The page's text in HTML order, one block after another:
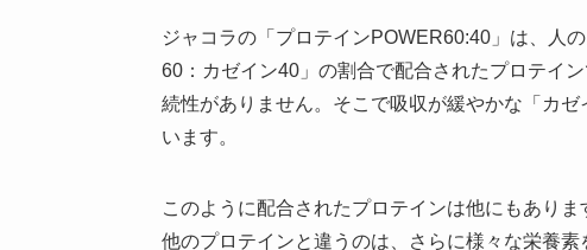
ジャコラの「プロテインPOWER60:40」は、人
60：カゼイン40」の割合で配合されたプロテイ
続性がありません。そこで吸収が緩やかな「カ
います。
このように配合されたプロテインは他にもあり
他のプロテインと違うのは、さらに様々な栄養素